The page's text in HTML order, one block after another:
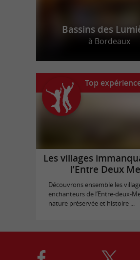
Bassins des
à Bordeaux
Top
Les villages
l’Entre Deux
Découvrons ensemble les
enchanteurs de l’Entre-deux-
nature préservée et histoire ...